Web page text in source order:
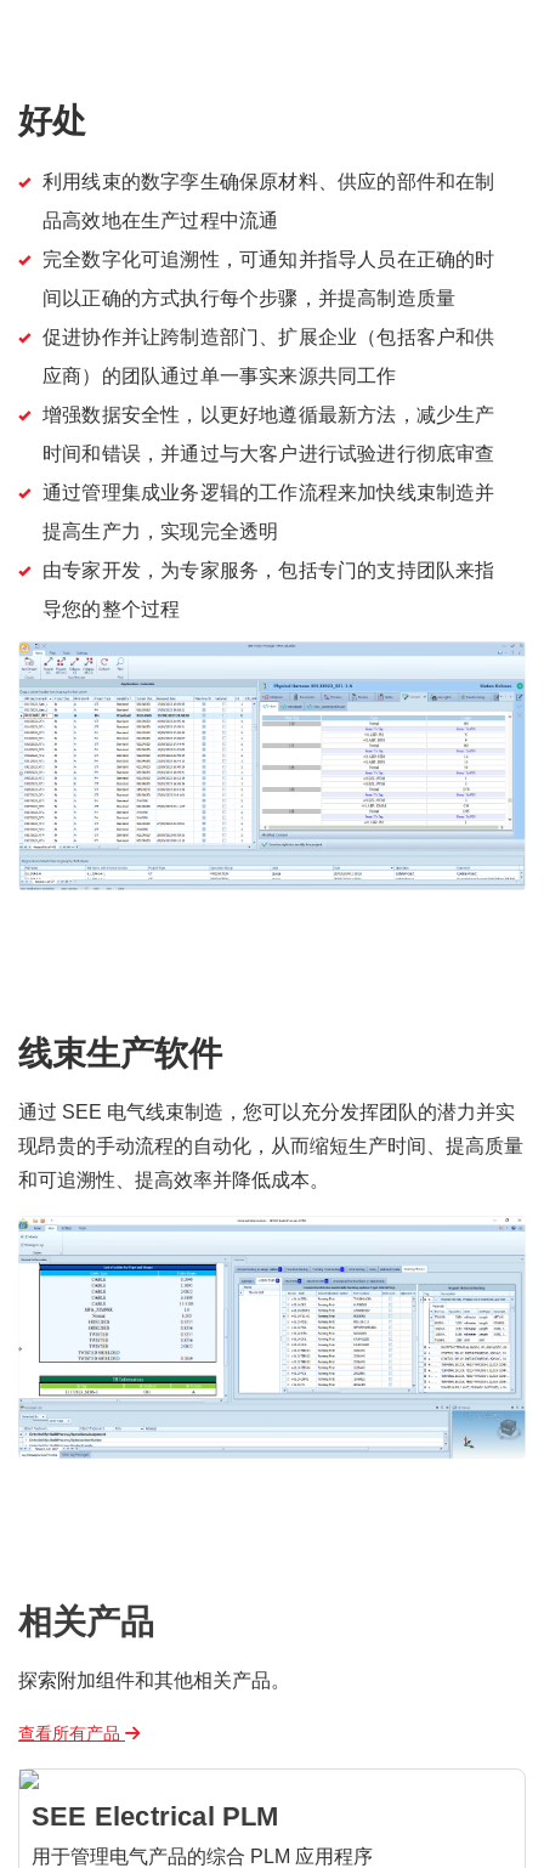
好处
利用线束的数字孪生确保原材料、供应的部件和在制
品高效地在生产过程中流通
完全数字化可追溯性，可通知并指导人员在正确的时
间以正确的方式执行每个步骤，并提高制造质量
促进协作并让跨制造部门、扩展企业（包括客户和供
应商）的团队通过单一事实来源共同工作
增强数据安全性，以更好地遵循最新方法，减少生产
时间和错误，并通过与大客户进行试验进行彻底审查
通过管理集成业务逻辑的工作流程来加快线束制造并
提高生产力，实现完全透明
由专家开发，为专家服务，包括专门的支持团队来指
导您的整个过程
线束生产软件
通过 SEE 电气线束制造，您可以充分发挥团队的潜力并实
现昂贵的手动流程的自动化，从而缩短生产时间、提高质量
和可追溯性、提高效率并降低成本。
相关产品
探索附加组件和其他相关产品。
查看所有产品
SEE Electrical PLM
用于管理电气产品的综合 PLM 应用程序